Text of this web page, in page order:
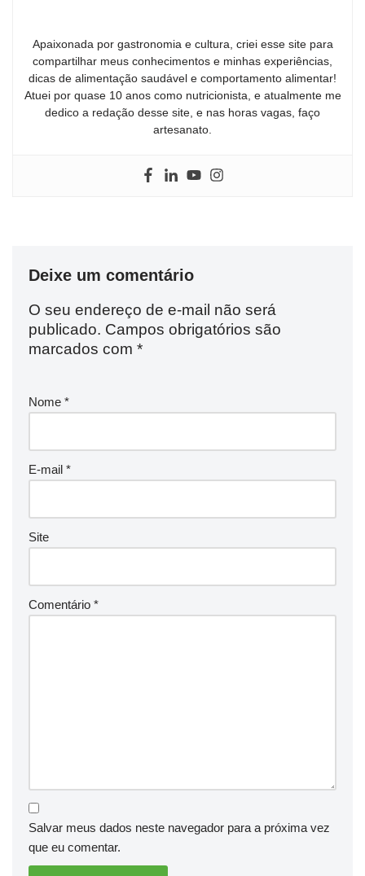
Apaixonada por gastronomia e cultura, criei esse site para
compartilhar meus conhecimentos e minhas experiências,
dicas de alimentação saudável e comportamento alimentar!
Atuei por quase 10 anos como nutricionista, e atualmente me
dedico a redação desse site, e nas horas vagas, faço
artesanato.
Deixe um comentário
O seu endereço de e-mail não será
publicado. Campos obrigatórios são
marcados com *
Nome *
E-mail *
Site
Comentário *
Salvar meus dados neste navegador para a próxima vez
que eu comentar.